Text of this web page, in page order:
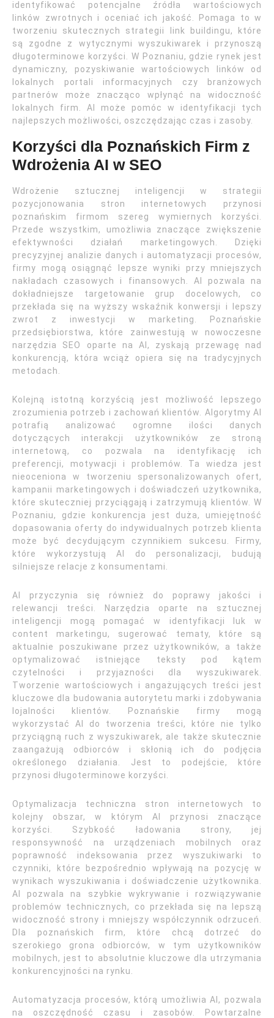
identyfikować potencjalne źródła wartościowych
linków zwrotnych i oceniać ich jakość. Pomaga to w
tworzeniu skutecznych strategii link buildingu, które
są zgodne z wytycznymi wyszukiwarek i przynoszą
długoterminowe korzyści. W Poznaniu, gdzie rynek jest
dynamiczny, pozyskiwanie wartościowych linków od
lokalnych portali informacyjnych czy branżowych
partnerów może znacząco wpłynąć na widoczność
lokalnych firm. AI może pomóc w identyfikacji tych
najlepszych możliwości, oszczędzając czas i zasoby.
Korzyści dla Poznańskich Firm z
Wdrożenia AI w SEO
Wdrożenie sztucznej inteligencji w strategii
pozycjonowania stron internetowych przynosi
poznańskim firmom szereg wymiernych korzyści.
Przede wszystkim, umożliwia znaczące zwiększenie
efektywności działań marketingowych. Dzięki
precyzyjnej analizie danych i automatyzacji procesów,
firmy mogą osiągnąć lepsze wyniki przy mniejszych
nakładach czasowych i finansowych. AI pozwala na
dokładniejsze targetowanie grup docelowych, co
przekłada się na wyższy wskaźnik konwersji i lepszy
zwrot z inwestycji w marketing. Poznańskie
przedsiębiorstwa, które zainwestują w nowoczesne
narzędzia SEO oparte na AI, zyskają przewagę nad
konkurencją, która wciąż opiera się na tradycyjnych
metodach.
Kolejną istotną korzyścią jest możliwość lepszego
zrozumienia potrzeb i zachowań klientów. Algorytmy AI
potrafią analizować ogromne ilości danych
dotyczących interakcji użytkowników ze stroną
internetową, co pozwala na identyfikację ich
preferencji, motywacji i problemów. Ta wiedza jest
nieoceniona w tworzeniu spersonalizowanych ofert,
kampanii marketingowych i doświadczeń użytkownika,
które skuteczniej przyciągają i zatrzymują klientów. W
Poznaniu, gdzie konkurencja jest duża, umiejętność
dopasowania oferty do indywidualnych potrzeb klienta
może być decydującym czynnikiem sukcesu. Firmy,
które wykorzystują AI do personalizacji, budują
silniejsze relacje z konsumentami.
AI przyczynia się również do poprawy jakości i
relewancji treści. Narzędzia oparte na sztucznej
inteligencji mogą pomagać w identyfikacji luk w
content marketingu, sugerować tematy, które są
aktualnie poszukiwane przez użytkowników, a także
optymalizować istniejące teksty pod kątem
czytelności i przyjazności dla wyszukiwarek.
Tworzenie wartościowych i angażujących treści jest
kluczowe dla budowania autorytetu marki i zdobywania
lojalności klientów. Poznańskie firmy mogą
wykorzystać AI do tworzenia treści, które nie tylko
przyciągną ruch z wyszukiwarek, ale także skutecznie
zaangażują odbiorców i skłonią ich do podjęcia
określonego działania. Jest to podejście, które
przynosi długoterminowe korzyści.
Optymalizacja techniczna stron internetowych to
kolejny obszar, w którym AI przynosi znaczące
korzyści. Szybkość ładowania strony, jej
responsywność na urządzeniach mobilnych oraz
poprawność indeksowania przez wyszukiwarki to
czynniki, które bezpośrednio wpływają na pozycję w
wynikach wyszukiwania i doświadczenie użytkownika.
AI pozwala na szybkie wykrywanie i rozwiązywanie
problemów technicznych, co przekłada się na lepszą
widoczność strony i mniejszy współczynnik odrzuceń.
Dla poznańskich firm, które chcą dotrzeć do
szerokiego grona odbiorców, w tym użytkowników
mobilnych, jest to absolutnie kluczowe dla utrzymania
konkurencyjności na rynku.
Automatyzacja procesów, którą umożliwia AI, pozwala
na oszczędność czasu i zasobów. Powtarzalne